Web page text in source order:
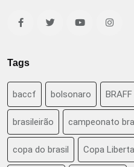
Tags
baccf bolsonaro BRAFF
brasileirão campeonato
copa do brasil Copa